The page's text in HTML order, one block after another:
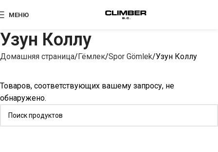
МЕНЮ
Узун Коллу
Домашняя страница Гёмлек Spor Gömlek Узун Коллу
Товаров, соответствующих вашему запросу, не
обнаружено.